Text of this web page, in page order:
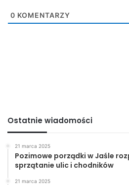
0 KOMENTARZY
Ostatnie wiadomości
21 marca 2025
Pozimowe porządki w Jaśle
sprzątanie ulic i chodników
21 marca 2025